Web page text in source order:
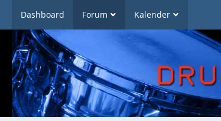
Dashboard Forum Kalender